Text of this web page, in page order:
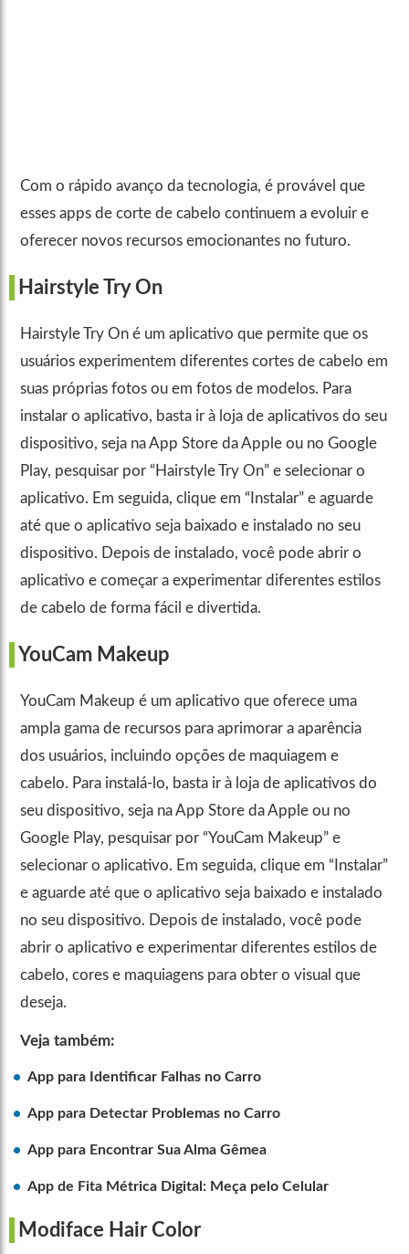
Com o rápido avanço da tecnologia, é provável que
esses apps de corte de cabelo continuem a evoluir e
oferecer novos recursos emocionantes no futuro.
Hairstyle Try On
Hairstyle Try On é um aplicativo que permite que os
usuários experimentem diferentes cortes de cabelo em
suas próprias fotos ou em fotos de modelos. Para
instalar o aplicativo, basta ir à loja de aplicativos do seu
dispositivo, seja na App Store da Apple ou no Google
Play, pesquisar por “Hairstyle Try On” e selecionar o
aplicativo. Em seguida, clique em “Instalar” e aguarde
até que o aplicativo seja baixado e instalado no seu
dispositivo. Depois de instalado, você pode abrir o
aplicativo e começar a experimentar diferentes estilos
de cabelo de forma fácil e divertida.
YouCam Makeup
YouCam Makeup é um aplicativo que oferece uma
ampla gama de recursos para aprimorar a aparência
dos usuários, incluindo opções de maquiagem e
cabelo. Para instalá-lo, basta ir à loja de aplicativos do
seu dispositivo, seja na App Store da Apple ou no
Google Play, pesquisar por “YouCam Makeup” e
selecionar o aplicativo. Em seguida, clique em “Instalar”
e aguarde até que o aplicativo seja baixado e instalado
no seu dispositivo. Depois de instalado, você pode
abrir o aplicativo e experimentar diferentes estilos de
cabelo, cores e maquiagens para obter o visual que
deseja.
Veja também:
App para Identificar Falhas no Carro
App para Detectar Problemas no Carro
App para Encontrar Sua Alma Gêmea
App de Fita Métrica Digital: Meça pelo Celular
Modiface Hair Color